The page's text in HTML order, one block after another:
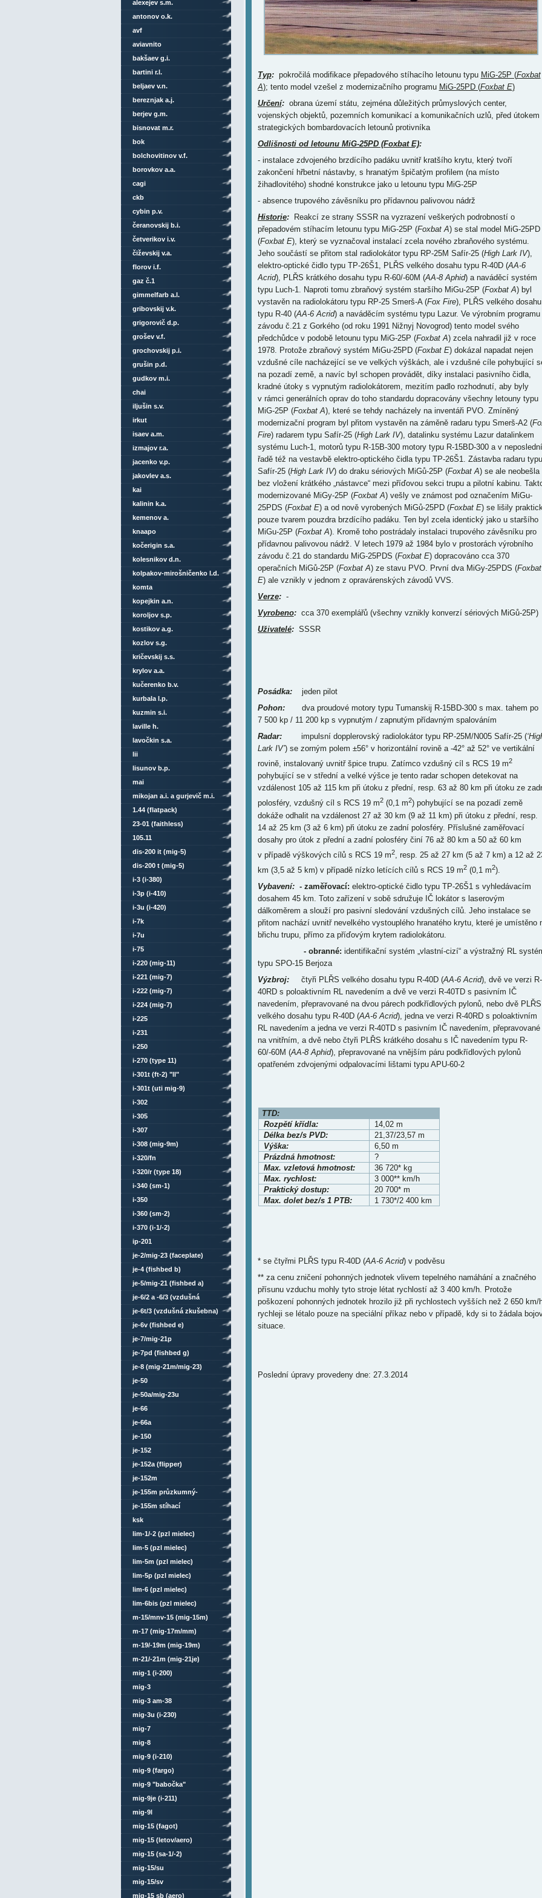
Typ:pokročilá modifikace přepadového stíhacího letounu typu MiG-25P (Foxbat
A); tento model vzešel z modernizačního programu MiG-25PD (Foxbat E)
Určení:obrana území státu, zejména důležitých průmyslových center,
vojenských objektů, pozemních komunikací a komunikačních uzlů, před útokem
strategických bombardovacích letounů protivníka
Odlišnosti od letounu MiG-25PD (Foxbat E):
- instalace zdvojeného brzdícího padáku uvnitř kratšího krytu, který tvoří
zakončení hřbetní nástavby, s hranatým špičatým profilem (na místo
žihadlovitého) shodné konstrukce jako u letounu typu MiG-25P
- absence trupového závěsníku pro přídavnou palivovou nádrž
Historie:Reakcí ze strany SSSR na vyzrazení veškerých podrobností o
přepadovém stíhacím letounu typu MiG-25P (Foxbat A) se stal model MiG-25PD
(Foxbat E), který se vyznačoval instalací zcela nového zbraňového systému.
Jeho součástí se přitom stal radiolokátor typu RP-25M Safír-25 (High Lark IV),
elektro-optické čidlo typu TP-26Š1, PLŘS velkého dosahu typu R-40D (AA-6
Acrid), PLŘS krátkého dosahu typu R-60/-60M (AA-8 Aphid) a naváděcí systém
typu Luch-1. Naproti tomu zbraňový systém staršího MiGu-25P (Foxbat A) byl
vystavěn na radiolokátoru typu RP-25 Smerš-A (Fox Fire), PLŘS velkého dosahu
typu R-40 (AA-6 Acrid) a naváděcím systému typu Lazur. Ve výrobním programu
závodu č.21 z Gorkého (od roku 1991 Nižnyj Novogrod) tento model svého
předchůdce v podobě letounu typu MiG-25P (Foxbat A) zcela nahradil již v roce
1978. Protože zbraňový systém MiGu-25PD (Foxbat E) dokázal napadat nejen
vzdušné cíle nacházející se ve velkých výškách, ale i vzdušné cíle pohybující
na pozadí země, a navíc byl schopen provádět, díky instalaci pasivního čidla,
kradné útoky s vypnutým radiolokátorem, mezitím padlo rozhodnutí, aby byly
v rámci generálních oprav do toho standardu dopracovány všechny letouny typu
MiG-25P (Foxbat A), které se tehdy nacházely na inventáři PVO. Zmíněný
modernizační program byl přitom vystavěn na záměně radaru typu Smerš-A2 (
Fire) radarem typu Safír-25 (High Lark IV), datalinku systému Lazur datalinkem
systému Luch-1, motorů typu R-15B-300 motory typu R-15BD-300 a v neposlední
řadě též na vestavbě elektro-optického čidla typu TP-26Š1. Zástavba radaru typu
Safír-25 (High Lark IV) do draku sériových MiGů-25P (Foxbat A) se ale neobešla
bez vložení krátkého „nástavce“ mezi příďovou sekci trupu a pilotní kabinu.
modernizované MiGy-25P (Foxbat A) vešly ve známost pod označením MiGu-
25PDS (Foxbat E) a od nově vyrobených MiGů-25PD (Foxbat E) se lišily
pouze tvarem pouzdra brzdícího padáku. Ten byl zcela identický jako u staršího
MiGu-25P (Foxbat A). Kromě toho postrádaly instalaci trupového závěsníku pro
přídavnou palivovou nádrž. V letech 1979 až 1984 bylo v prostorách výrobního
závodu č.21 do standardu MiG-25PDS (Foxbat E) dopracováno cca 370
operačních MiGů-25P (Foxbat A) ze stavu PVO. První dva MiGy-25PDS (Foxbat
E) ale vznikly v jednom z opravárenských závodů VVS.
Verze:-
Vyrobeno:cca 370 exemplářů (všechny vznikly konverzí sériových MiGů-25P)
Uživatelé:SSSR
Posádka:jeden pilot
Pohon:dva proudové motory typu Tumanskij R-15BD-300 s max. tahem po
7 500 kp / 11 200 kp s vypnutým / zapnutým přídavným spalováním
Radar:impulsní dopplerovský radiolokátor typu RP-25M/N005 Safír-25 (
Lark IV’) se zorným polem ±56° v horizontální rovině a -42° až 52° ve vertikální
rovině, instalovaný uvnitř špice trupu. Zatímco vzdušný cíl s RCS 19 m2
pohybující se v střední a velké výšce je tento radar schopen detekovat na
vzdálenost 105 až 115 km při útoku z přední, resp. 63 až 80 km při útoku ze
polosféry, vzdušný cíl s RCS 19 m2(0,1 m2) pohybující se na pozadí země
dokáže odhalit na vzdálenost 27 až 30 km (9 až 11 km) při útoku z přední, resp.
14 až 25 km (3 až 6 km) při útoku ze zadní polosféry. Příslušné zaměřovací
dosahy pro útok z přední a zadní polosféry činí 76 až 80 km a 50 až 60 km
v případě výškových cílů s RCS 19 m2, resp. 25 až 27 km (5 až 7 km) a 12 až
km (3,5 až 5 km) v případě nízko letících cílů s RCS 19 m2(0,1 m2).
Vybavení: - zaměřovací: elektro-optické čidlo typu TP-26Š1 s vyhledávacím
dosahem 45 km. Toto zařízení v sobě sdružuje IČ lokátor s laserovým
dálkoměrem a slouží pro pasivní sledování vzdušných cílů. Jeho instalace se
přitom nachází uvnitř nevelkého vystouplého hranatého krytu, které je umístěno
břichu trupu, přímo za příďovým krytem radiolokátoru.
- obranné: identifikační systém „vlastní-cizí“ a výstražný RL
typu SPO-15 Berjoza
Výzbroj:čtyři PLŘS velkého dosahu typu R-40D (AA-6 Acrid), dvě ve verzi R-
40RD s poloaktivním RL navedením a dvě ve verzi R-40TD s pasivním IČ
navedením, přepravované na dvou párech podkřídlových pylonů, nebo dvě PLŘS
velkého dosahu typu R-40D (AA-6 Acrid), jedna ve verzi R-40RD s poloaktivním
RL navedením a jedna ve verzi R-40TD s pasivním IČ navedením, přepravované
na vnitřním, a dvě nebo čtyři PLŘS krátkého dosahu s IČ navedením typu R-
60/-60M (AA-8 Aphid), přepravované na vnějším páru podkřídlových pylonů
opatřeném zdvojenými odpalovacími lištami typu APU-60-2
TTD:
Rozpětí křídla:
14,02 m
Délka bez/s PVD:
21,37/23,57 m
Výška:
6,50 m
Prázdná hmotnost:
?
Max. vzletová hmotnost:
36 720* kg
Max. rychlost:
3 000** km/h
Praktický dostup:
20 700* m
Max. dolet bez/s 1 PTB:
1 730*/2 400 km
* se čtyřmi PLŘS typu R-40D (AA-6 Acrid) v podvěsu
** za cenu zničení pohonných jednotek vlivem tepelného namáhání a značného
přísunu vzduchu mohly tyto stroje létat rychlostí až 3 400 km/h. Protože
poškození pohonných jednotek hrozilo již při rychlostech vyšších než 2 650 km/
rychleji se létalo pouze na speciální příkaz nebo v případě, kdy si to žádala
situace.
Poslední úpravy provedeny dne: 27.3.2014
alexejev s.m.
antonov o.k.
avf
aviavnito
bakšaev g.i.
bartini r.l.
beljaev v.n.
bereznjak a.j.
berjev g.m.
bisnovat m.r.
bok
bolchovitinov v.f.
borovkov a.a.
cagi
ckb
cybin p.v.
čeranovskij b.i.
četverikov i.v.
čiževskij v.a.
florov i.f.
gaz č.1
gimmelfarb a.l.
gribovskij v.k.
grigorovič d.p.
grošev v.f.
grochovskij p.i.
grušin p.d.
gudkov m.i.
chai
iljušin s.v.
irkut
isaev a.m.
izmajov r.a.
jacenko v.p.
jakovlev a.s.
kai
kalinin k.a.
kemenov a.
knaapo
kočerigin s.a.
kolesnikov d.n.
kolpakov-mirošničenko l.d.
komta
kopejkin a.n.
koroljov s.p.
kostikov a.g.
kozlov s.g.
kričevskij s.s.
krylov a.a.
kučerenko b.v.
kurbala l.p.
kuzmin s.i.
laville h.
lavočkin s.a.
lii
lisunov b.p.
mai
mikojan a.i. a gurjevič m.i.
1.44 (flatpack)
23-01 (faithless)
105.11
dis-200 it (mig-5)
dis-200 t (mig-5)
i-3 (i-380)
i-3p (i-410)
i-3u (i-420)
i-7k
i-7u
i-75
i-220 (mig-11)
i-221 (mig-7)
i-222 (mig-7)
i-224 (mig-7)
i-225
i-231
i-250
i-270 (type 11)
i-301t (ft-2) "ll"
i-301t (uti mig-9)
i-302
i-305
i-307
i-308 (mig-9m)
i-320/fn
i-320/r (type 18)
i-340 (sm-1)
i-350
i-360 (sm-2)
i-370 (i-1/-2)
ip-201
je-2/mig-23 (faceplate)
je-4 (fishbed b)
je-5/mig-21 (fishbed a)
je-6/2 a -6/3 (vzdušná
zkušebna)
je-6t/3 (vzdušná zkušebna)
je-6v (fishbed e)
je-7/mig-21p
je-7pd (fishbed g)
je-8 (mig-21m/mig-23)
je-50
je-50a/mig-23u
je-66
je-66a
je-150
je-152
je-152a (flipper)
je-152m
je-155m průzkumný-
bombardovací
je-155m stíhací
ksk
lim-1/-2 (pzl mielec)
lim-5 (pzl mielec)
lim-5m (pzl mielec)
lim-5p (pzl mielec)
lim-6 (pzl mielec)
lim-6bis (pzl mielec)
m-15/mnv-15 (mig-15m)
m-17 (mig-17m/mm)
m-19/-19m (mig-19m)
m-21/-21m (mig-21je)
mig-1 (i-200)
mig-3
mig-3 am-38
mig-3u (i-230)
mig-7
mig-8
mig-9 (i-210)
mig-9 (fargo)
mig-9 "babočka"
mig-9je (i-211)
mig-9l
mig-15 (fagot)
mig-15 (letov/aero)
mig-15 (sa-1/-2)
mig-15/su
mig-15/sv
mig-15 sb (aero)